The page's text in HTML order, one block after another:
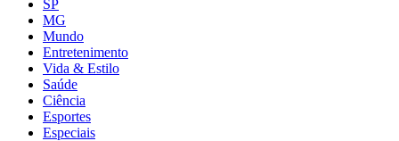
SP
MG
Mundo
Entretenimento
Vida & Estilo
Saúde
Ciência
Esportes
Especiais